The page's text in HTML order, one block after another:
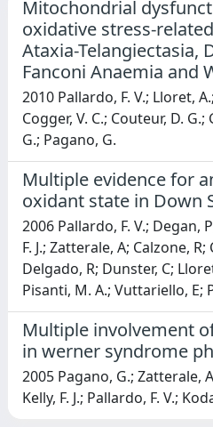
Mitochondrial
oxidative stress-
Ataxia-Telangiectasia,
Fanconi Anaemia and
2010 Pallardo, F. V.; Lloret,
Cogger, V. C.; Couteur, D.
G.; Pagano, G.
Multiple evidence for
oxidant state in Down
2006 Pallardo, F. V.; Degan,
F. J.; Zatterale, A; Calzone,
Delgado, R; Dunster, C;
Pisanti, M. A.; Vuttariello, E;
Multiple involvement
in werner syndrome
2005 Pagano, G.; Zatterale,
Kelly, F. J.; Pallardo, F. V.;